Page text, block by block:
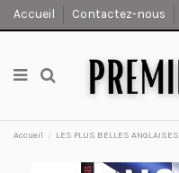
Accueil Contactez-nous
Accueil LES PLUS BELLES ANGLAISES